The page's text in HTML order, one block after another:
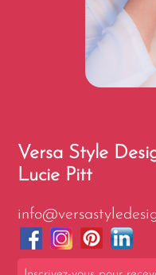
Versa Style
Lucie Pitt